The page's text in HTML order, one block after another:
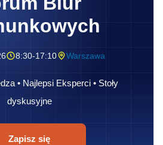
8:30-17:10 Warszawa
• Najlepsi Eksperci • Stoły
dyskusyjne
Zapisz się